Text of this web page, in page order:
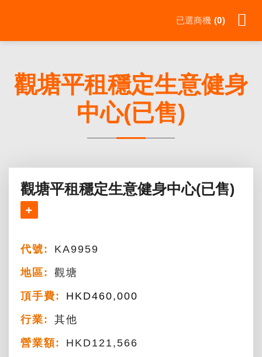
已選商機 0
觀塘平租穩定生意健身
中心(已售)
觀塘平租穩定生意健身中心(已售)
代號:
KA9959
地區:
觀塘
頂手費:
HKD460,000
行業:
其他
營業額:
HKD121,566